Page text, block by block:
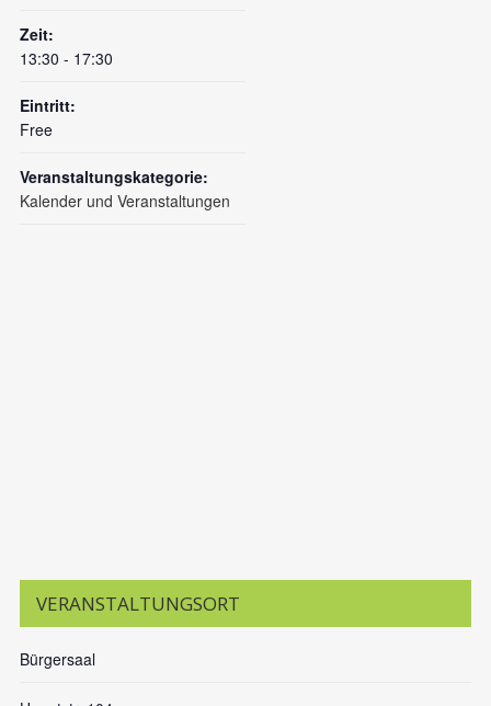
Zeit:
13:30 - 17:30
Eintritt:
Free
Veranstaltungskategorie:
Kalender und Veranstaltungen
VERANSTALTUNGSORT
Bürgersaal